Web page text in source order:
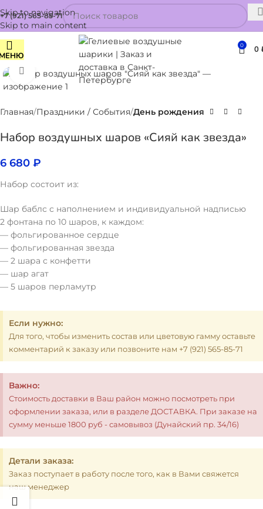
Skip to navigation
Skip to main content
+7 (921) 565-85-71
0 0
Нажмите, чтобы увеличить
Главная Праздники / События День рождения
Набор воздушных шаров «Сияй как звезда»
6 680 ₽
Набор состоит из:
Шар баблс с наполнением и индивидуальной надписью
2 фонтана по 10 шаров, к каждом:
— фольгированное сердце
— фольгированная звезда
— 2 шара с конфетти
— шар агат
— 5 шаров перламутр
Если нужно:
Для того, чтобы изменить состав или цветовую гамму оставьте
комментарий к заказу или позвоните нам +7 (921) 565-85-71
Важно:
Стоимость доставки в Ваш район можно посмотреть при
оформлении заказа, или в разделе ДОСТАВКА. При заказе на
сумму меньше 1800 руб - самовывоз (Дунайский пр. 34/16)
Детали заказа:
Заказ поступает в работу после того, как в Вами свяжется
наш менеджер